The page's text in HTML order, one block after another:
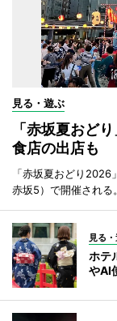
見る・遊ぶ
「赤坂夏おど
食店の出店も
「赤坂夏おどり
赤坂5）で開催される。
見る
ホテ
やAI